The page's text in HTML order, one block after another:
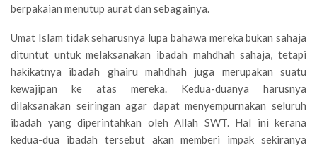
berpakaian menutup aurat dan sebagainya.
Umat Islam tidak seharusnya lupa bahawa mereka bukan sahaja
dituntut untuk melaksanakan ibadah mahdhah sahaja, tetapi
hakikatnya ibadah ghairu mahdhah juga merupakan suatu
kewajipan ke atas mereka. Kedua-duanya harusnya
dilaksanakan seiringan agar dapat menyempurnakan seluruh
ibadah yang diperintahkan oleh Allah SWT. Hal ini kerana
kedua-dua ibadah tersebut akan memberi impak sekiranya